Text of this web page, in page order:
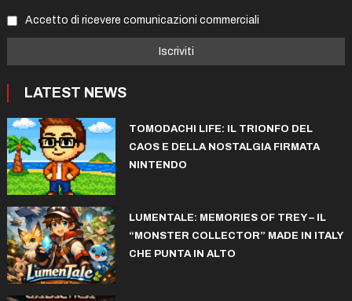
Accetto di ricevere comunicazioni commerciali
LATEST NEWS
TOMODACHI LIFE: IL TRIONFO DEL
CAOS E DELLA NOSTALGIA FIRMATA
NINTENDO
LUMENTALE: MEMORIES OF TREY – IL
“MONSTER COLLECTOR” MADE IN ITALY
CHE PUNTA IN ALTO